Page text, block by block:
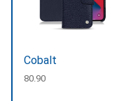
Cobalt
CHF
80.90